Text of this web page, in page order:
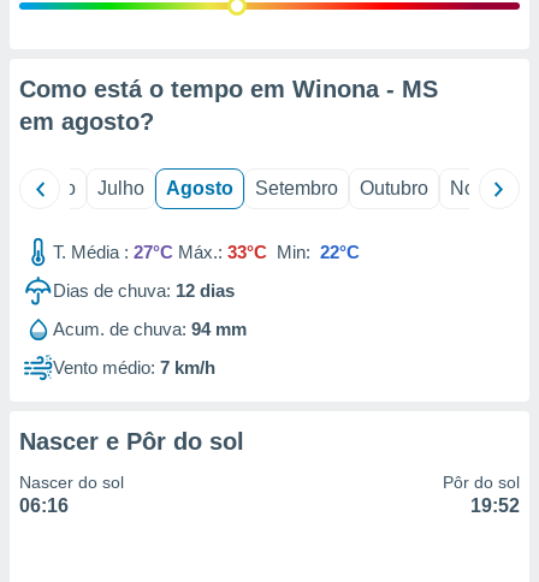
estudos
1199
Como está o tempo em Winona - MS
em agosto?
Junho Julho Agosto Setembro Outubro Novembro
T. Média : 27°C Máx.: 33°C Min: 22°C
Dias de chuva: 12 dias
Acum. de chuva: 94 mm
Vento médio: 7 km/h
Nascer e Pôr do sol
Nascer do sol
06:16
Pôr do sol
19:52